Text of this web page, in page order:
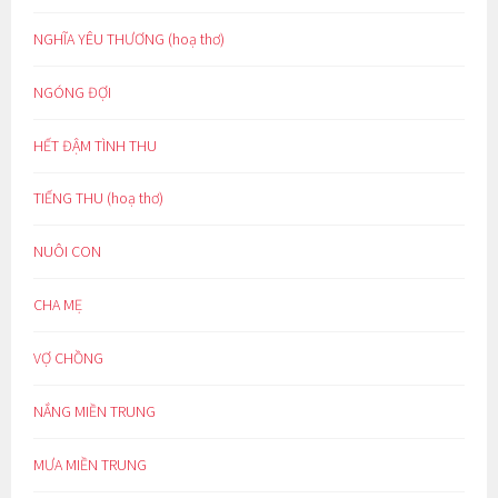
NGHĨA YÊU THƯƠNG (hoạ thơ)
NGÓNG ĐỢI
HẾT ĐẬM TÌNH THU
TIẾNG THU (hoạ thơ)
NUÔI CON
CHA MẸ
VỢ CHỒNG
NẮNG MIỀN TRUNG
MƯA MIỀN TRUNG